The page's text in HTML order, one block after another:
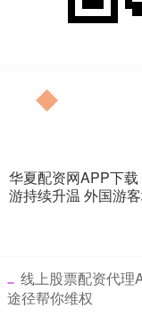
华夏配资网APP下
游持续升温 外国游
线上股票配资代理
途径帮你维权